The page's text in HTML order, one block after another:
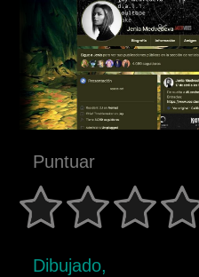
Puntuar
Dibujado,